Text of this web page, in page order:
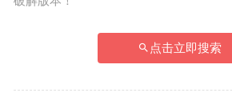
点击立即搜索